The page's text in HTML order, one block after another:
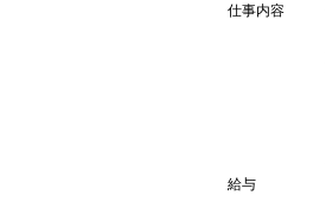
仕事内容
給与